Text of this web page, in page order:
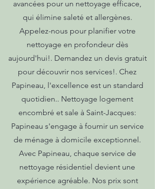
avancées pour un nettoyage efficace,
qui élimine saleté et allergènes.
Appelez-nous pour planifier votre
nettoyage en profondeur dès
aujourd'hui!. Demandez un devis gratuit
pour découvrir nos services!. Chez
Papineau, l'excellence est un standard
quotidien.. Nettoyage logement
encombré et sale à Saint-Jacques:
Papineau s'engage à fournir un service
de ménage à domicile exceptionnel.
Avec Papineau, chaque service de
nettoyage résidentiel devient une
expérience agréable. Nos prix sont